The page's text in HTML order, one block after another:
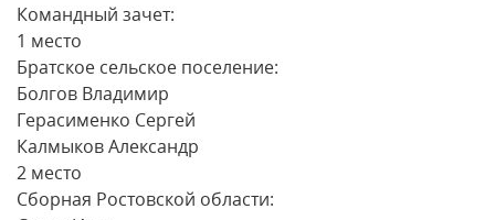
Командный зачет:
1 место
Братское сельское поселение:
Болгов Владимир
Герасименко Сергей
Калмыков Александр
2 место
Сборная Ростовской области: